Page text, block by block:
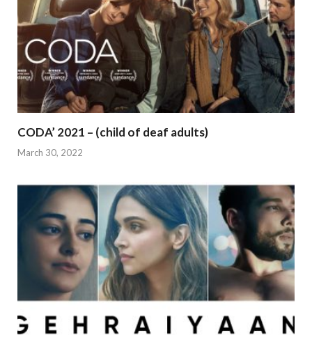
CODA’ 2021 – (child of deaf adults)
March 30, 2022